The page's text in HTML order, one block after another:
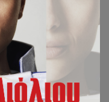
πιστῶν ἑορτάστηκε
Καπανδρίτι Ἀττικῆς τὸ
Θεοτόκου, κατὰ τὸ ὁποῖο